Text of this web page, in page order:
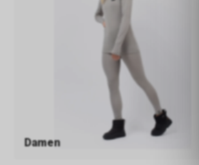
Damen